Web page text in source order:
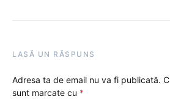
LASĂ UN RĂSPUNS
Adresa ta de email nu va fi publicată.
sunt marcate cu *